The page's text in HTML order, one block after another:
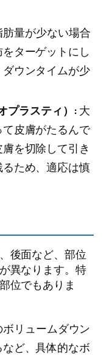
肪量が少ない場合
ターゲットにし
ウンタイムが少
プラスティ）:大
皮膚がたるんで
を切除して引き
ため、適応は慎
後面など、部位
異なります。特
位でもありま
リュームダウン
ど、具体的なボ